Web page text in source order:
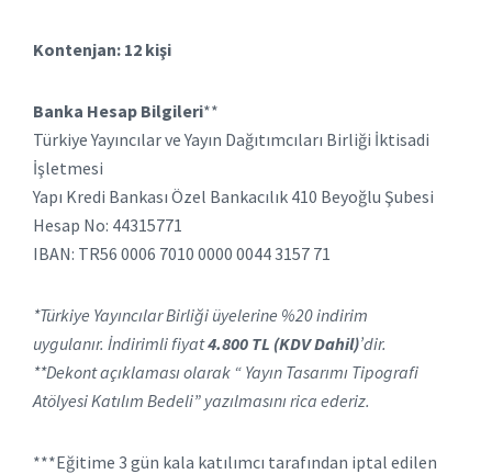
Kontenjan: 12 kişi
Banka Hesap Bilgileri**
Türkiye Yayıncılar ve Yayın Dağıtımcıları Birliği İktisadi
İşletmesi
Yapı Kredi Bankası Özel Bankacılık 410 Beyoğlu Şubesi
Hesap No: 44315771
IBAN: TR56 0006 7010 0000 0044 3157 71
*Türkiye Yayıncılar Birliği üyelerine %20 indirim
uygulanır. İndirimli fiyat4.800 TL (KDV Dahil)’dir.
**Dekont açıklaması olarak “ Yayın Tasarımı Tipografi
Atölyesi Katılım Bedeli” yazılmasını rica ederiz.
***Eğitime 3 gün kala katılımcı tarafından iptal edilen